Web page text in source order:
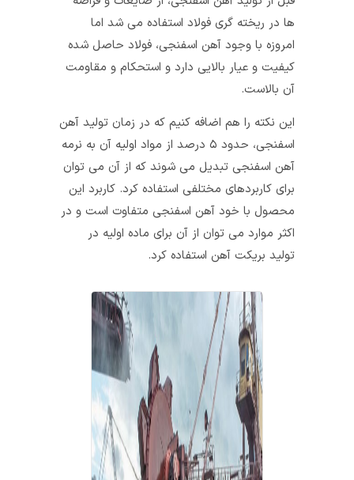
ها در ریخته گری فولاد استفاده می‌ شد اما
امروزه با وجود آهن اسفنجی، فولاد حاصل شده
کیفیت و عیار بالایی دارد و استحکام و مقاومت
آن بالاست.
این نکته را هم اضافه کنیم که در زمان تولید آهن
اسفنجی، حدود ۵ درصد از مواد اولیه آن به نرمه
آهن اسفنجی تبدیل می‌ شوند که از آن می‌ توان
برای کاربردهای مختلفی استفاده کرد. کاربرد این
محصول با خود آهن اسفنجی متفاوت است و در
اکثر موارد می‌ توان از آن برای ماده اولیه در
تولید بریکت آهن استفاده کرد.